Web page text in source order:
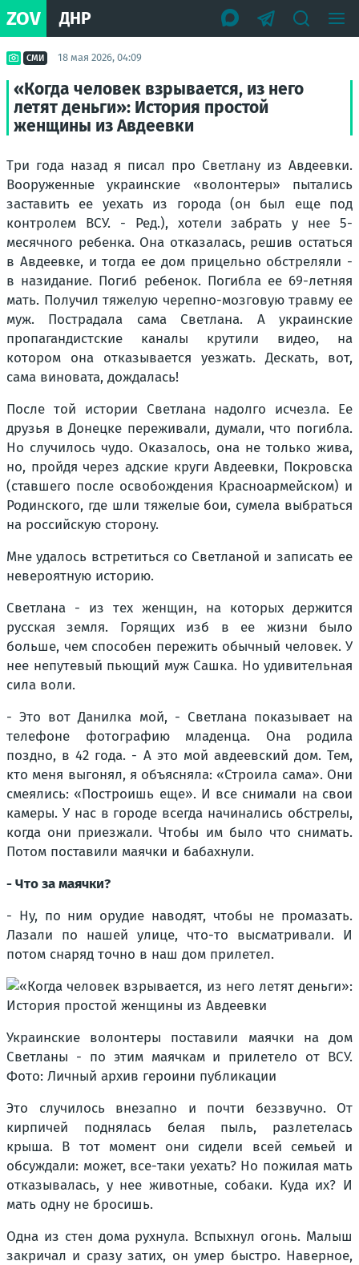
ZOV ДНР
СМИ 18 мая 2026, 04:09
«Когда человек взрывается, из него
летят деньги»: История простой
женщины из Авдеевки
Три года назад я писал про Светлану из Авдеевки.
Вооруженные украинские «волонтеры» пытались
заставить ее уехать из города (он был еще под
контролем ВСУ. - Ред.), хотели забрать у нее 5-
месячного ребенка. Она отказалась, решив остаться
в Авдеевке, и тогда ее дом прицельно обстреляли -
в назидание. Погиб ребенок. Погибла ее 69-летняя
мать. Получил тяжелую черепно-мозговую травму ее
муж. Пострадала сама Светлана. А украинские
пропагандистские каналы крутили видео, на
котором она отказывается уезжать. Дескать, вот,
сама виновата, дождалась!
После той истории Светлана надолго исчезла. Ее
друзья в Донецке переживали, думали, что погибла.
Но случилось чудо. Оказалось, она не только жива,
но, пройдя через адские круги Авдеевки, Покровска
(ставшего после освобождения Красноармейском) и
Родинского, где шли тяжелые бои, сумела выбраться
на российскую сторону.
Мне удалось встретиться со Светланой и записать ее
невероятную историю.
Светлана - из тех женщин, на которых держится
русская земля. Горящих изб в ее жизни было
больше, чем способен пережить обычный человек. У
нее непутевый пьющий муж Сашка. Но удивительная
сила воли.
- Это вот Данилка мой, - Светлана показывает на
телефоне фотографию младенца. Она родила
поздно, в 42 года. - А это мой авдеевский дом. Тем,
кто меня выгонял, я объясняла: «Строила сама». Они
смеялись: «Построишь еще». И все снимали на свои
камеры. У нас в городе всегда начинались обстрелы,
когда они приезжали. Чтобы им было что снимать.
Потом поставили маячки и бабахнули.
- Что за маячки?
- Ну, по ним орудие наводят, чтобы не промазать.
Лазали по нашей улице, что-то высматривали. И
потом снаряд точно в наш дом прилетел.
Украинские волонтеры поставили маячки на дом
Светланы - по этим маячкам и прилетело от ВСУ.
Фото: Личный архив героини публикации
Это случилось внезапно и почти беззвучно. От
кирпичей поднялась белая пыль, разлетелась
крыша. В тот момент они сидели всей семьей и
обсуждали: может, все-таки уехать? Но пожилая мать
отказывалась, у нее животные, собаки. Куда их? И
мать одну не бросишь.
Одна из стен дома рухнула. Вспыхнул огонь. Малыш
закричал и сразу затих, он умер быстро. Наверное,